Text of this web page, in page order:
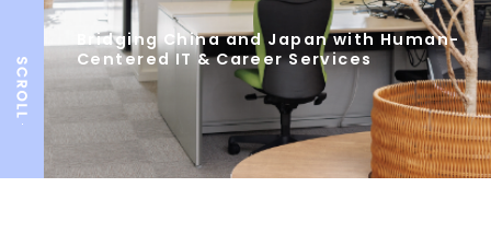
Bridging China and Japan with Human-
Centered IT & Career Services